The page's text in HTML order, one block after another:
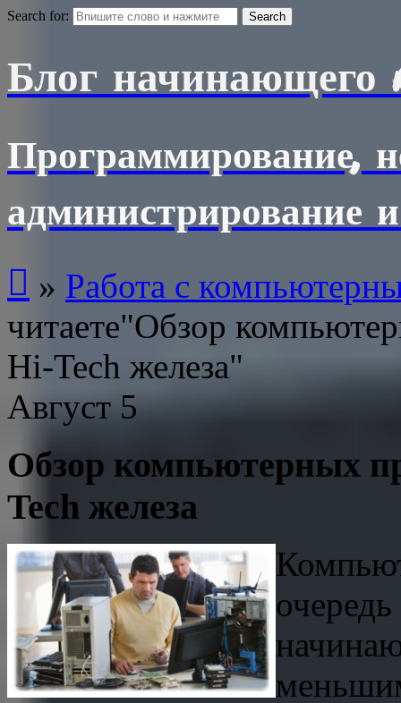
Search for:
Блог начинающего
Программирование,
администрирование
 » Работа с
читаете"Обзор
Hi-Tech железа"
Август 5
Обзор компьютерных
Tech железа